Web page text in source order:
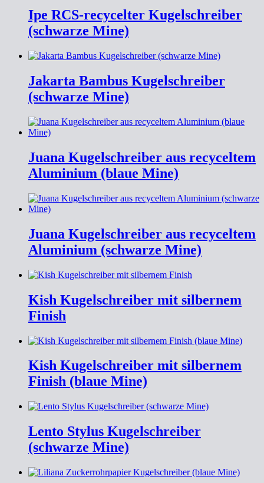
Ipe RCS-recycelter Kugelschreiber
(schwarze Mine)
Jakarta Bambus Kugelschreiber
(schwarze Mine)
Juana Kugelschreiber aus recyceltem
Aluminium (blaue Mine)
Juana Kugelschreiber aus recyceltem
Aluminium (schwarze Mine)
Kish Kugelschreiber mit silbernem
Finish
Kish Kugelschreiber mit silbernem
Finish (blaue Mine)
Lento Stylus Kugelschreiber
(schwarze Mine)